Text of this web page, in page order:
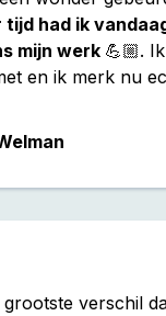
tijd had ik
mijn werk 💪🏼.
en ik merk nu
verschil